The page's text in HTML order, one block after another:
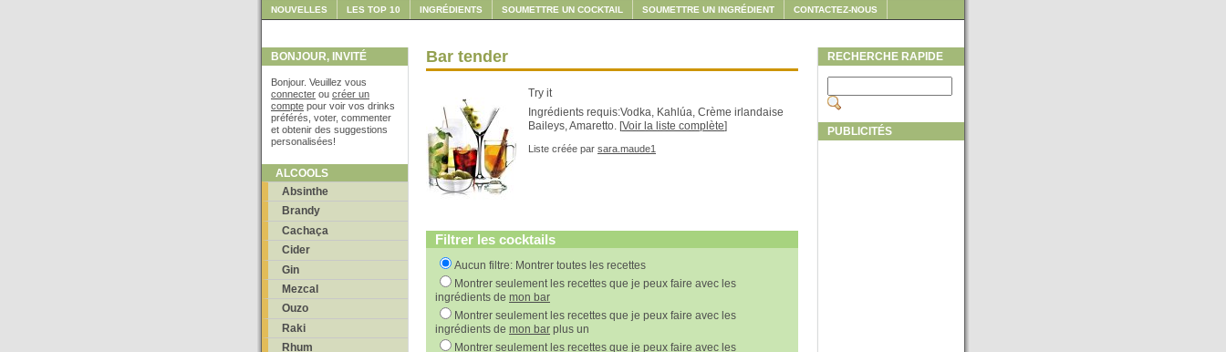
NOUVELLES LES TOP 10 INGRÉDIENTS SOUMETTRE UN COCKTAIL SOUMETTRE UN INGRÉDIENT CONTACTEZ-NOUS
BONJOUR, INVITÉ
Bonjour. Veuillez vous
connecter ou créer un
compte pour voir vos drinks
préférés, voter, commenter
et obtenir des suggestions
personalisées!
ALCOOLS
Absinthe
Brandy
Cachaça
Cider
Gin
Mezcal
Ouzo
Raki
Rhum
Bar tender
Try it
Ingrédients requis:Vodka, Kahlúa, Crème irlandaise
Baileys, Amaretto. [Voir la liste complète]
Liste créée par sara.maude1
Filtrer les cocktails
Aucun filtre: Montrer toutes les recettes
Montrer seulement les recettes que je peux faire avec les
ingrédients de mon bar
Montrer seulement les recettes que je peux faire avec les
ingrédients de mon bar plus un
Montrer seulement les recettes que je peux faire avec les
RECHERCHE RAPIDE
PUBLICITÉS